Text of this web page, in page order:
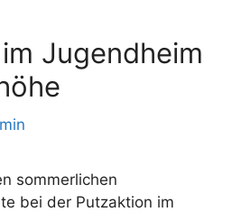
Jugendheim
sommerlichen
bei der Putzaktion im